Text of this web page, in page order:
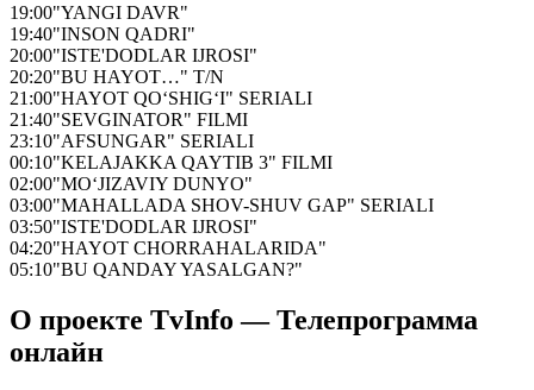
19:00"YANGI DAVR"
19:40"INSON QADRI"
20:00"ISTE'DODLAR IJROSI"
20:20"BU HAYOT…" T/N
21:00"HAYOT QO‘SHIG‘I" SERIALI
21:40"SEVGINATOR" FILMI
23:10"AFSUNGAR" SERIALI
00:10"KELAJAKKA QAYTIB 3" FILMI
02:00"MO‘JIZAVIY DUNYO"
03:00"MAHALLADA SHOV-SHUV GAP" SERIALI
03:50"ISTE'DODLAR IJROSI"
04:20"HAYOT CHORRAHALARIDA"
05:10"BU QANDAY YASALGAN?"
О проекте TvInfo — Телепрограмма
онлайн